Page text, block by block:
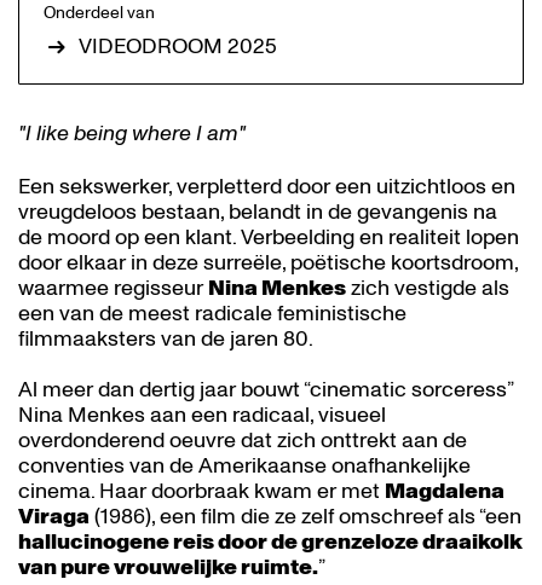
"I like being where I am"
Een sekswerker, verpletterd door een uitzichtloos en
vreugdeloos bestaan, belandt in de gevangenis na
de moord op een klant. Verbeelding en realiteit lopen
door elkaar in deze surreële, poëtische koortsdroom,
waarmee regisseurNina Menkeszich vestigde als
een van de meest radicale feministische
filmmaaksters van de jaren 80.
Al meer dan dertig jaar bouwt “cinematic sorceress”
Nina Menkes aan een radicaal, visueel
overdonderend oeuvre dat zich onttrekt aan de
conventies van de Amerikaanse onafhankelijke
cinema. Haar doorbraak kwam er met Magdalena
Viraga(1986), een film die ze zelf omschreef als “een
hallucinogene reis door de grenzeloze draaikolk
van pure vrouwelijke ruimte.”
Onderdeel van
VIDEODROOM 2025